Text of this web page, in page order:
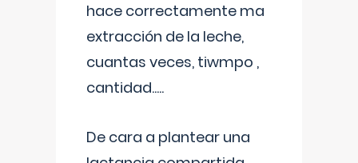
hace correctamente ma
extracción de la leche,
cuantas veces, tiwmpo ,
cantidad.....
De cara a plantear una